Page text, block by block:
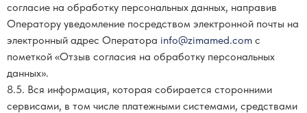
согласие на обработку персональных данных, направив
Оператору уведомление посредством электронной почты на
электронный адрес Оператора info@zimamed.com с
пометкой «Отзыв согласия на обработку персональных
данных».
8.5. Вся информация, которая собирается сторонними
сервисами, в том числе платежными системами, средствами